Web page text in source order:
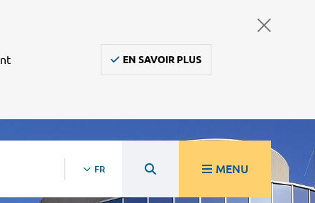
EN SAVOIR PLUS
FR MENU